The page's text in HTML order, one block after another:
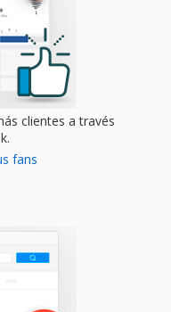
clientes a través
fans